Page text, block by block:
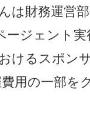
は財務運営
ージェント
けるスポン
用の一部を